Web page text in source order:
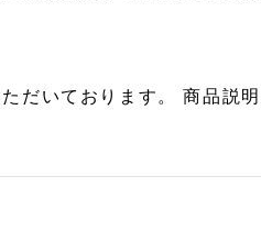
だいております。 商品説